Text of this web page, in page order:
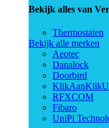
Bekijk alles van
Thermostaten
Bekijk alle merken
Aeotec
Danalock
Doorbird
RFXCOM
Fibaro
UniPi